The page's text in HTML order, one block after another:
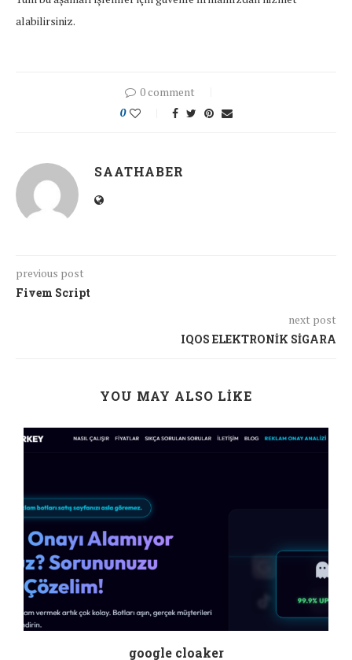
alabilirsiniz.
0 comment
0
SAATHABER
previous post
Fivem Script
next post
IQOS ELEKTRONİK SİGARA
YOU MAY ALSO LIKE
google cloaker